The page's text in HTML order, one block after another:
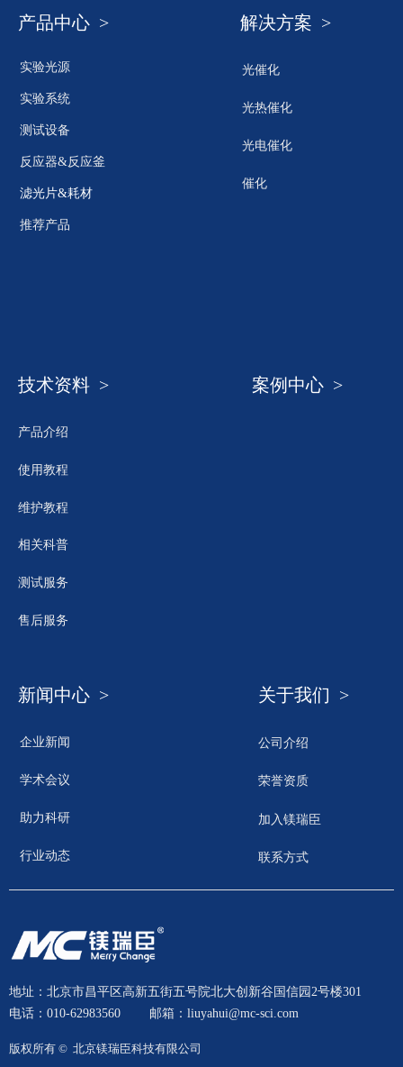
产品中心 >
实验光源
实验系统
测试设备
反应器&反应釜
滤光片&耗材
推荐产品
解决方案 >
光催化
光热催化
光电催化
催化
技术资料 >
产品介绍
使用教程
维护教程
相关科普
测试服务
售后服务
案例中心 >
新闻中心 >
企业新闻
学术会议
助力科研
行业动态
关于我们 >
公司介绍
荣誉资质
加入镁瑞臣
联系方式
版权所有 © 北京镁瑞臣科技有限公司
地址：北京市昌平区高新五街五号院北大创新谷国信园2号楼301
电话：010-62983560 邮箱：liuyahui@mc-sci.com